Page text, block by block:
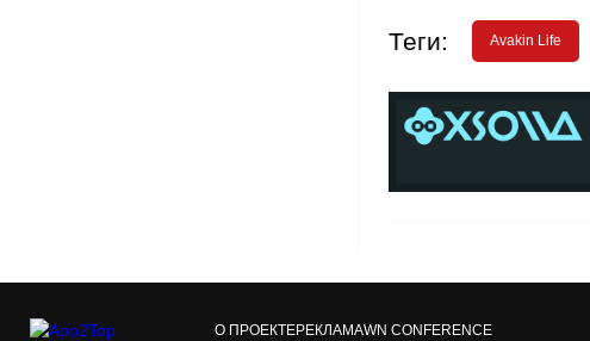
Теги: Avakin Life
О ПРОЕКТЕРЕКЛАМАWN CONFERENCE